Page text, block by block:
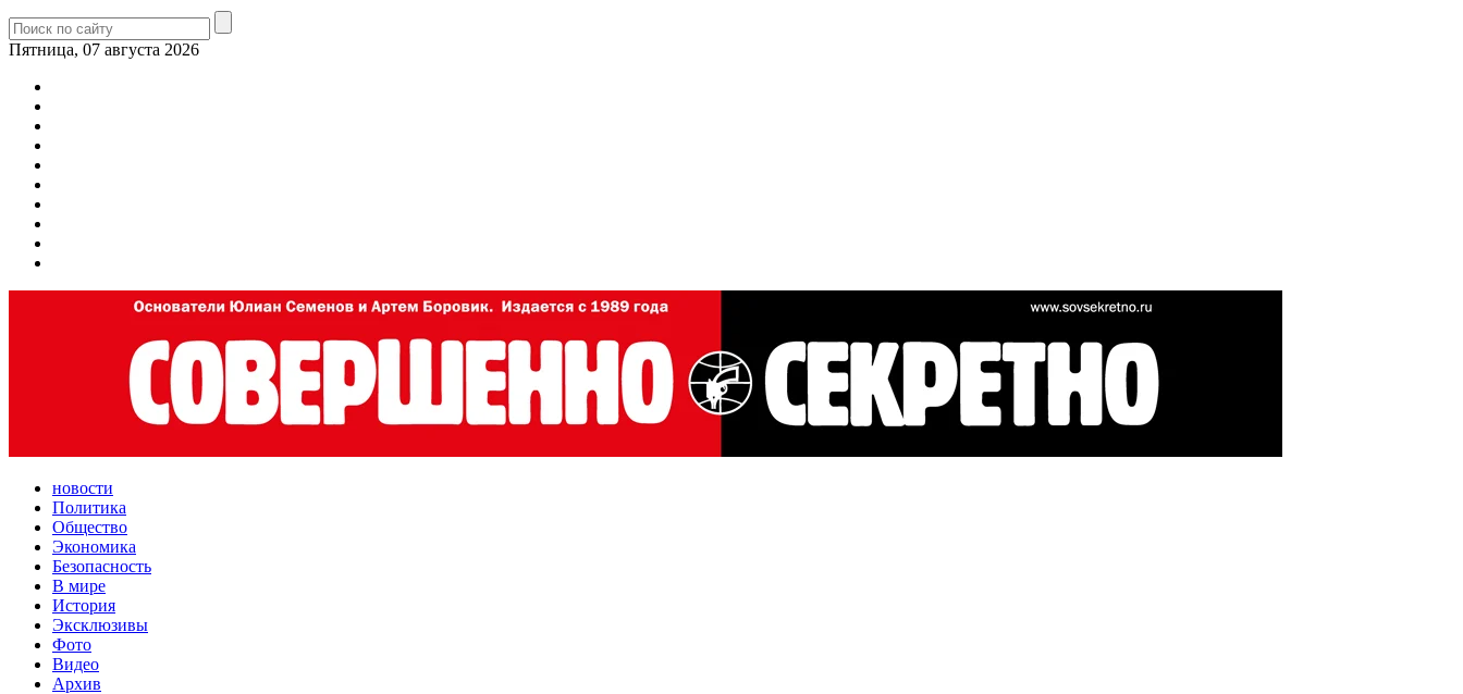
Пятница, 07 августа 2026
новости
Политика
Общество
Экономика
Безопасность
В мире
История
Эксклюзивы
Фото
Видео
Архив